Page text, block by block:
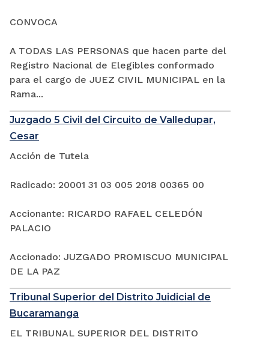
CONVOCA
A TODAS LAS PERSONAS que hacen parte del
Registro Nacional de Elegibles conformado
para el cargo de JUEZ CIVIL MUNICIPAL en la
Rama...
Juzgado 5 Civil del Circuito de Valledupar,
Cesar
Acción de Tutela
Radicado: 20001 31 03 005 2018 00365 00
Accionante: RICARDO RAFAEL CELEDÓN
PALACIO
Accionado: JUZGADO PROMISCUO MUNICIPAL
DE LA PAZ
Tribunal Superior del Distrito Juidicial de
Bucaramanga
EL TRIBUNAL SUPERIOR DEL DISTRITO